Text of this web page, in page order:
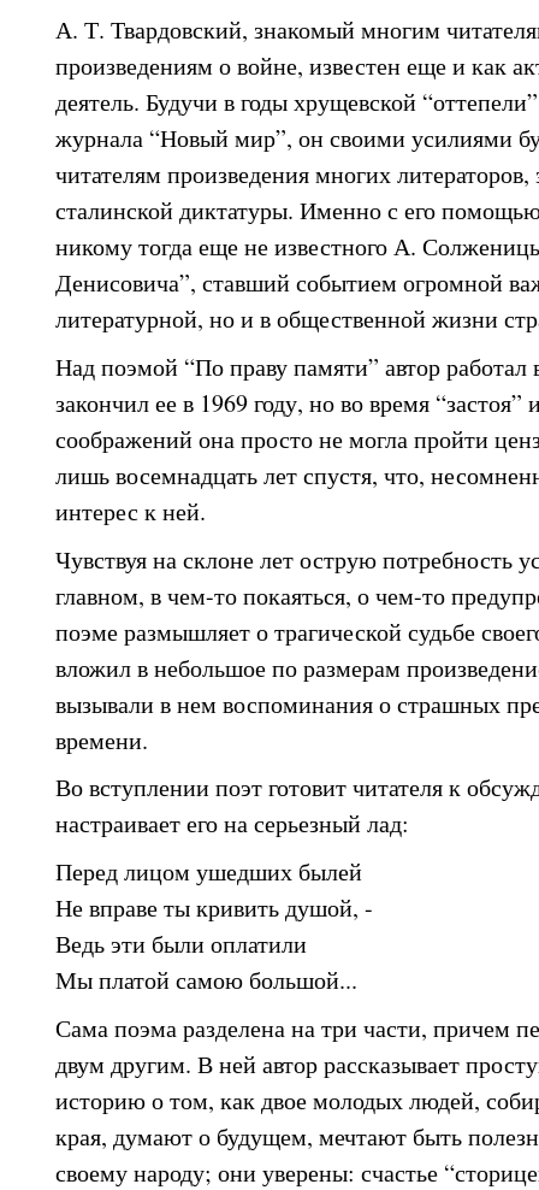
А. Т. Твардовский, знакомый многим
произведениям о войне, известен еще и как
деятель. Будучи в годы хрущевской
журнала “Новый мир”, он своими усилиями
читателям произведения многих
сталинской диктатуры. Именно с его
никому тогда еще не известного А.
Денисовича”, ставший событием огромной
литературной, но и в общественной жизни
Над поэмой “По праву памяти” автор работал
закончил ее в 1969 году, но во время “застоя”
соображений она просто не могла пройти
лишь восемнадцать лет спустя, что,
интерес к ней.
Чувствуя на склоне лет острую потребность
главном, в чем-то покаяться, о чем-то
поэме размышляет о трагической судьбе
вложил в небольшое по размерам
вызывали в нем воспоминания о страшных
времени.
Во вступлении поэт готовит читателя к
настраивает его на серьезный лад:
Перед лицом ушедших былей
Не вправе ты кривить душой, -
Ведь эти были оплатили
Мы платой самою большой...
Сама поэма разделена на три части, причем
двум другим. В ней автор рассказывает
историю о том, как двое молодых людей,
края, думают о будущем, мечтают быть
своему народу; они уверены: счастье